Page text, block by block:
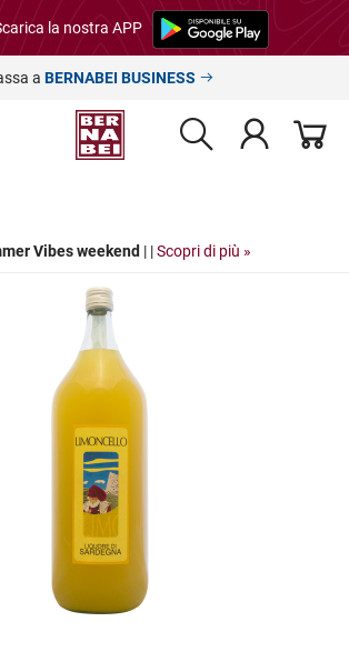
la nostra APP
a BERNABEI BUSINESS
Vibes weekend | |Scopri di più »